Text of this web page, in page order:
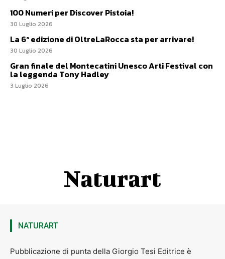
100 Numeri per Discover Pistoia!
30 Luglio 2026
La 6ª edizione di OltreLaRocca sta per arrivare!
30 Luglio 2026
Gran finale del Montecatini Unesco Arti Festival con
la leggenda Tony Hadley
3 Luglio 2026
Naturart
NATURART
Pubblicazione di punta della Giorgio Tesi Editrice è